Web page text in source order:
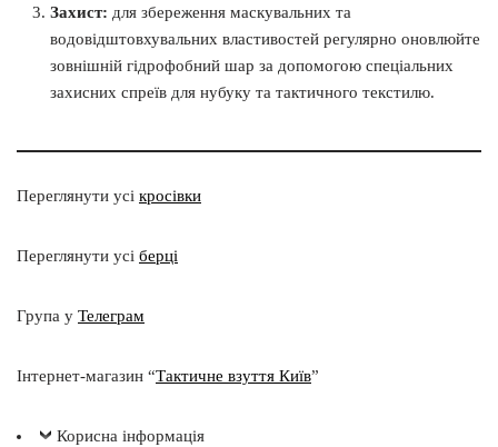
Захист: для збереження маскувальних та
водовідштовхувальних властивостей регулярно оновлюйте
зовнішній гідрофобний шар за допомогою спеціальних
захисних спреїв для нубуку та тактичного текстилю.
Переглянути усі кросівки
Переглянути усі берці
Група у Телеграм
Інтернет-магазин “Тактичне взуття Київ”
Корисна інформація